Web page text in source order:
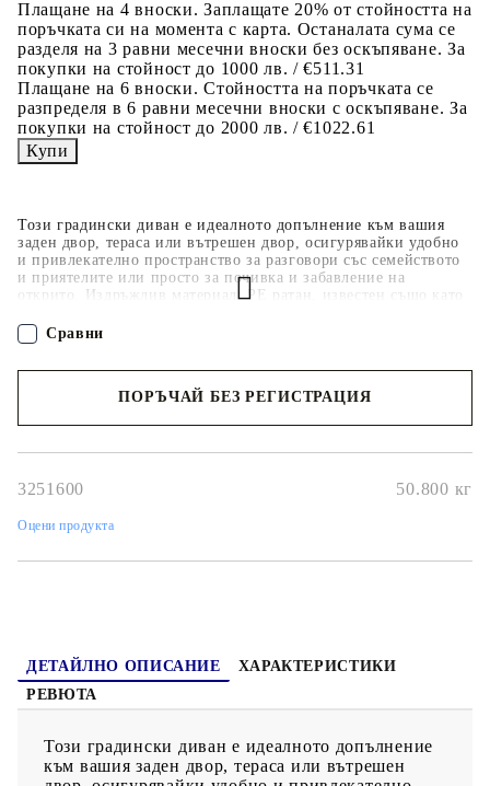
Този градински диван е идеалното допълнение към вашия
заден двор, тераса или вътрешен двор, осигурявайки удобно
и привлекателно пространство за разговори със семейството
и приятелите или просто за почивка и забавление на
открито. Издръжлив материал: PE ратан, известен също като
поддръжка, който прилича на естествен ратан. Той е лек,
лесен за почистване и често се използва за външни мебели
Всяка градинска седалка разполага с място за съхранение под
Вътрешните чанти имат горен капак и могат да бъдат здраво
стабилност.Удобна седалка: Тази мебел за открито, снабдена с
сядане.Калъф, който може да се сваля и може да се пере: Тези
пране и поддръжка.Модулен дизайн: Този комплект външни
покривало.
Плащане на 4 вноски. Заплащате 20% от стойността на
поръчката си на момента с карта. Останалата сума се
разделя на 3 равни месечни вноски без оскъпяване. За
покупки на стойност до 1000 лв. / €511.31
Плащане на 6 вноски. Стойността на поръчката се
разпределя в 6 равни месечни вноски с оскъпяване. За
покупки на стойност до 2000 лв. / €1022.61
ПОРЪЧАЙ БЕЗ РЕГИСТРАЦИЯ
3251600 50.800 кг
Оцени продукта
Сравни
ДЕТАЙЛНО ОПИСАНИЕ
ХАРАКТЕРИСТИКИ
РЕВЮТА
Този градински диван е идеалното допълнение
към вашия заден двор, тераса или вътрешен